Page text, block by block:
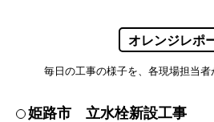
オレンジレポ
毎日の工事の様子を、各現場担当者
姫路市 立水栓新設工事